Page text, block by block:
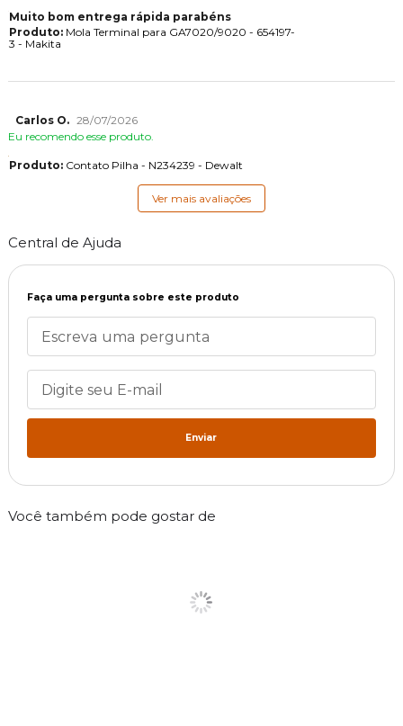
Muito bom entrega rápida parabéns
Produto:Mola Terminal para GA7020/9020 - 654197-
3 - Makita
Carlos O. 28/07/2026
Eu recomendo esse produto.
Produto:Contato Pilha - N234239 - Dewalt
Ver mais avaliações
Central de Ajuda
Faça uma pergunta sobre este produto
Enviar
Você também pode gostar de